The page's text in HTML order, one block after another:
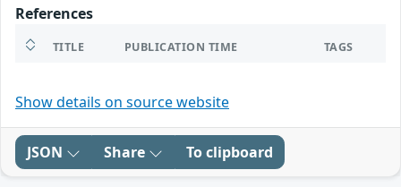
References
TITLE PUBLICATION TIME TAGS
Show details on source website
JSON Share To clipboard